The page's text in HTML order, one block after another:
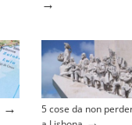
→
→
5 cose da non